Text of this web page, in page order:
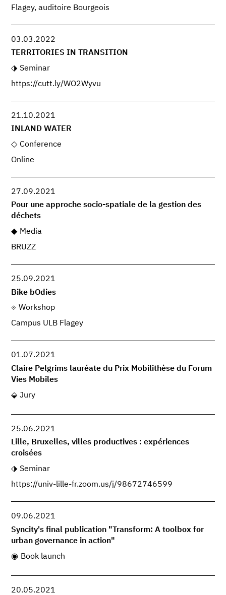
Flagey, auditoire Bourgeois
03.03.2022
TERRITORIES IN TRANSITION
Seminar
https://cutt.ly/WO2Wyvu
21.10.2021
INLAND WATER
Conference
Online
27.09.2021
Pour une approche socio-spatiale de la gestion des
déchets
Media
BRUZZ
25.09.2021
Bike bOdies
Workshop
Campus ULB Flagey
01.07.2021
Claire Pelgrims lauréate du Prix Mobilithèse du Forum
Vies Mobiles
Jury
25.06.2021
Lille, Bruxelles, villes productives : expériences
croisées
Seminar
https://univ-lille-fr.zoom.us/j/98672746599
09.06.2021
Syncity's final publication "Transform: A toolbox for
urban governance in action"
Book launch
20.05.2021